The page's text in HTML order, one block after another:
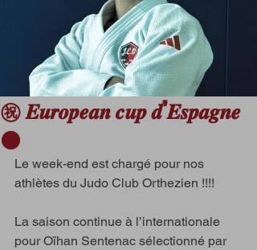
㊗️ 𝑬𝒖𝒓𝒐𝒑𝒆𝒂𝒏 𝒄𝒖𝒑 𝒅’𝑬𝒔𝒑𝒂𝒈𝒏𝒆
⚫️
Le week-end est chargé pour nos
athlètes du Judo Club Orthezien !!!!
La saison continue à l’internationale
pour Oïhan Sentenac sélectionné par